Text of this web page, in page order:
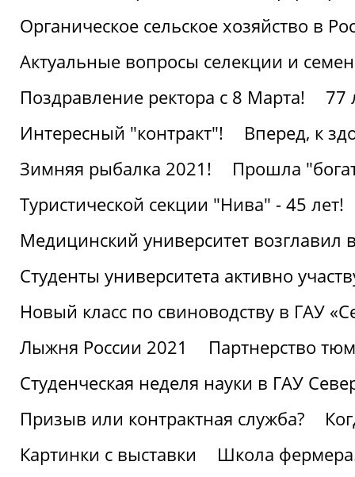
Органическое сельское хозяйство в
Актуальные вопросы селекции и
Поздравление ректора с 8 Марта!
77
Интересный "контракт"!
Вперед, к
Зимняя рыбалка 2021!
Прошла
Туристической секции "Нива" - 45 лет!
Медицинский университет возглавил
Студенты университета активно
Новый класс по свиноводству в ГАУ
Лыжня России 2021
Партнерство
Студенческая неделя науки в ГАУ
Призыв или контрактная служба?
Картинки с выставки
Школа